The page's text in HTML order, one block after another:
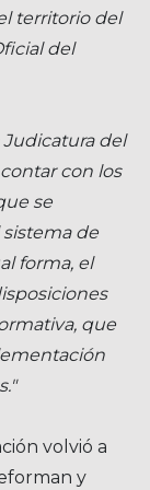
territorio del
del
Judicatura del
con los
se
de
forma, el
que
volvió a
y